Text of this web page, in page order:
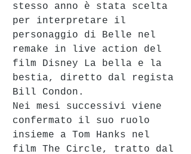
stesso anno è stata scelta
per interpretare il
personaggio di Belle nel
remake in live action del
film Disney La bella e la
bestia, diretto dal regista
Bill Condon.
Nei mesi successivi viene
confermato il suo ruolo
insieme a Tom Hanks nel
film The Circle, tratto dal